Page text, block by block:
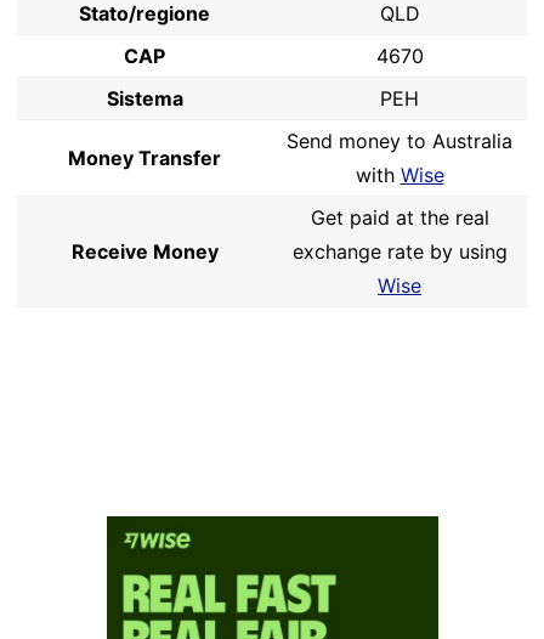
Stato/regione
QLD
CAP
4670
Sistema
PEH
Money Transfer
Send money to Australia
with Wise
Receive Money
Get paid at the real
exchange rate by using
Wise